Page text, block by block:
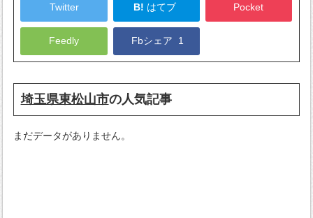
Twitter B! はてブ Pocket
Feedly Fbシェア 1
埼玉県東松山市の人気記事
まだデータがありません。